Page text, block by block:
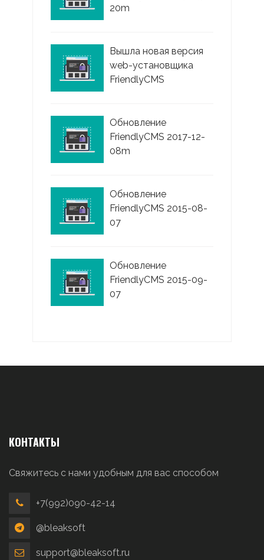
20m
Вышла новая версия
web-установщика
FriendlyCMS
Обновление
FriendlyCMS 2017-12-
08m
Обновление
FriendlyCMS 2015-08-
07
Обновление
FriendlyCMS 2015-09-
07
КОНТАКТЫ
Свяжитесь с нами удобным для вас способом
+7(992)090-42-14
@bleaksoft
support@bleaksoft.ru